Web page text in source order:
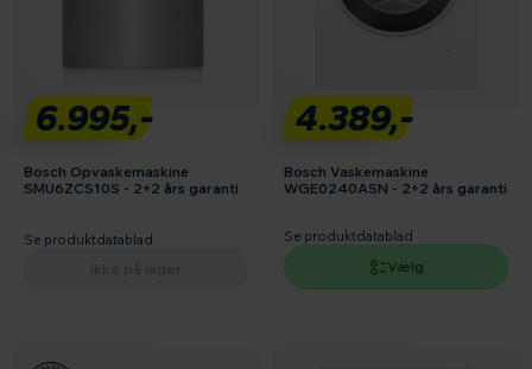
6.995,-
Bosch Opvaskemaskine
SMU6ZCS10S - 2+2 års garanti
Se produktdatablad
4.389,-
Bosch Vaskemaskine
WGE0240ASN - 2+2 års garanti
Se produktdatablad
Vælg